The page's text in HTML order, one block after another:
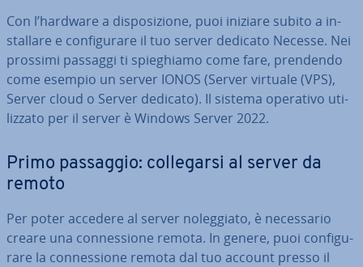
Con l’hardware a di­spo­si­zio­ne, puoi iniziare subito a in­
stal­la­re e con­fi­gu­ra­re il tuo server dedicato Necesse. Nei
prossimi passaggi ti spie­ghia­mo come fare, prendendo
come esempio un server IONOS (Server virtuale (VPS),
Server cloud o Server dedicato). Il sistema operativo uti­
liz­za­to per il server è Windows Server 2022.
Primo passaggio: col­le­gar­si al server da
remoto
Per poter accedere al server no­leg­gia­to, è ne­ces­sa­rio
creare una con­nes­sio­ne remota. In genere, puoi con­fi­gu­
ra­re la con­nes­sio­ne remota dal tuo account presso il